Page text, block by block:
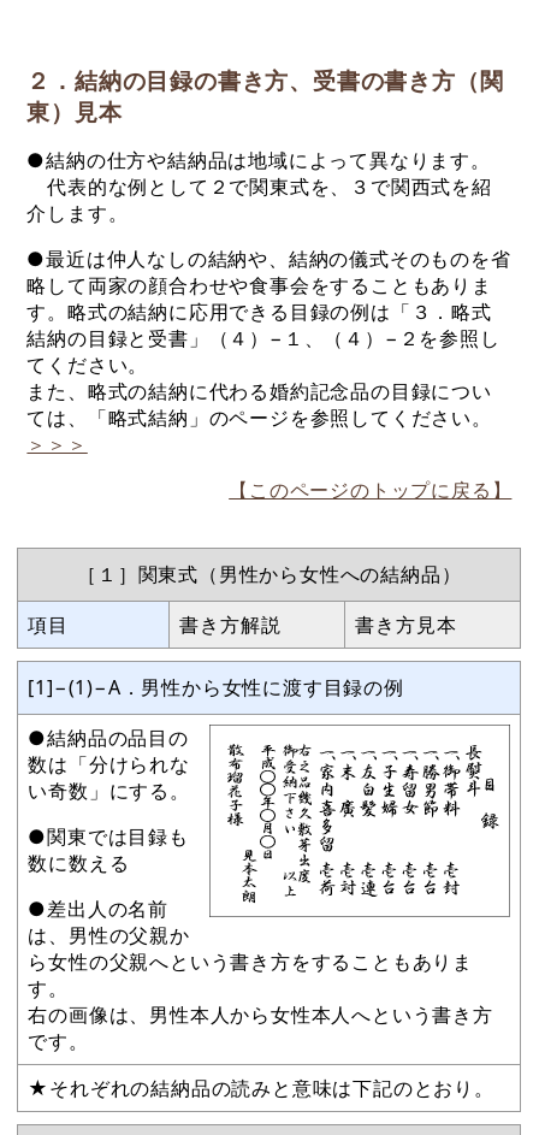
２．結納の目録の書き方、受書の書き方（関
東）見本
●結納の仕方や結納品は地域によって異なります。
代表的な例として２で関東式を、３で関西式を紹
介します。
●最近は仲人なしの結納や、結納の儀式そのものを省
略して両家の顔合わせや食事会をすることもありま
す。略式の結納に応用できる目録の例は「３．略式
結納の目録と受書」（４）−１、（４）−２を参照し
てください。
また、略式の結納に代わる婚約記念品の目録につい
ては、「略式結納」のページを参照してください。
＞＞＞
【このページのトップに戻る】
［１］関東式（男性から女性への結納品）
項目
書き方解説 書き方見本
[1]−(1)−A．男性から女性に渡す目録の例
●結納品の品目の
数は「分けられな
い奇数」にする。
●関東では目録も
数に数える
●差出人の名前
は、男性の父親か
ら女性の父親へという書き方をすることもありま
す。
右の画像は、男性本人から女性本人へという書き方
です。
★それぞれの結納品の読みと意味は下記のとおり。